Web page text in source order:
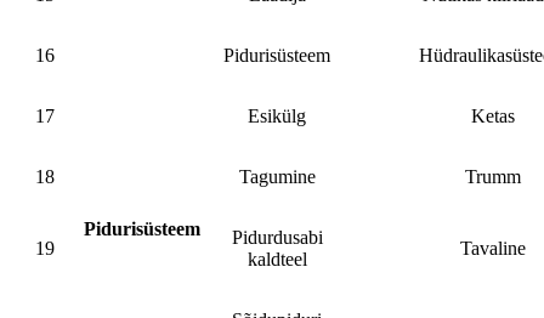
16
Pidurisüsteem
Pidurisüsteem
17 Esikülg Ketas
18 Tagumine Trumm
19
Pidurdusabi
kaldteel
Tavaline